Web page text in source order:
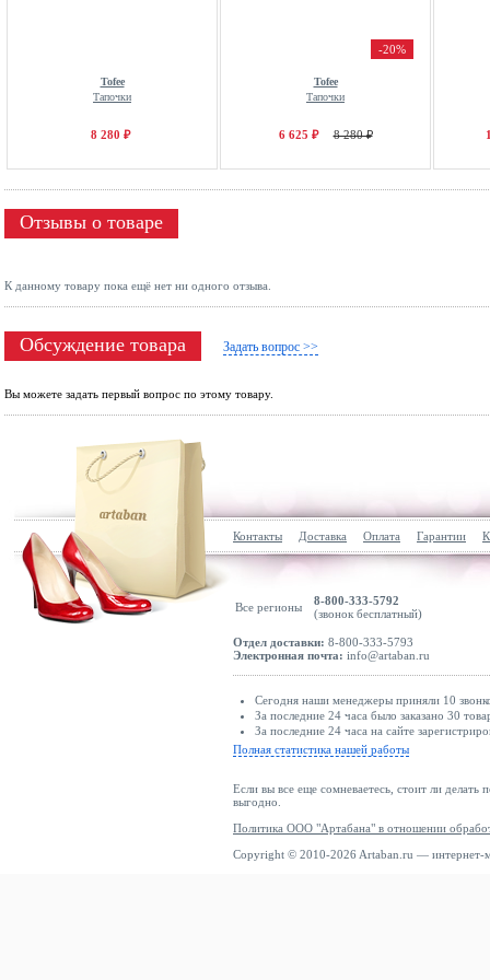
Tofee
Тапочки
8 280 ₽
-20%
Tofee
Тапочки
6 625 ₽ 8 280 ₽
Отзывы о товаре
К данному товару пока ещё нет ни одного отзыва.
Обсуждение товара Задать вопрос >>
Вы можете задать первый вопрос по этому товару.
Контакты Доставка Оплата Гарантии
Все регионы
8-800-333-5792
(звонок бесплатный)
Отдел доставки: 8-800-333-5793
Электронная почта: info@artaban.ru
Сегодня наши менеджеры приняли 10
За последние 24 часа было заказано 30
За последние 24 часа на сайте
Полная статистика нашей работы
Если вы все еще сомневаетесь, стоит ли делать
выгодно.
Политика ООО "Артабана" в отношении
Copyright © 2010-2026 Artaban.ru — интернет-